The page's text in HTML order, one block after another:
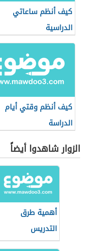
كيف أنظم ساعاتي
الدراسية
كيف أنظم وقتي أيام
الدراسة
الزوار شاهدوا أيضاً
أهمية طرق
التدريس